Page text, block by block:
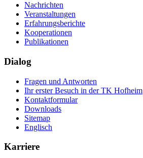
Nachrichten
Veranstaltungen
Erfahrungsberichte
Kooperationen
Publikationen
Dialog
Fragen und Antworten
Ihr erster Besuch in der TK Hofheim
Kontaktformular
Downloads
Sitemap
Englisch
Karriere